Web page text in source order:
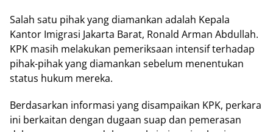
Salah satu pihak yang diamankan adalah Kepala
Kantor Imigrasi Jakarta Barat, Ronald Arman Abdullah.
KPK masih melakukan pemeriksaan intensif terhadap
pihak-pihak yang diamankan sebelum menentukan
status hukum mereka.
Berdasarkan informasi yang disampaikan KPK, perkara
ini berkaitan dengan dugaan suap dan pemerasan